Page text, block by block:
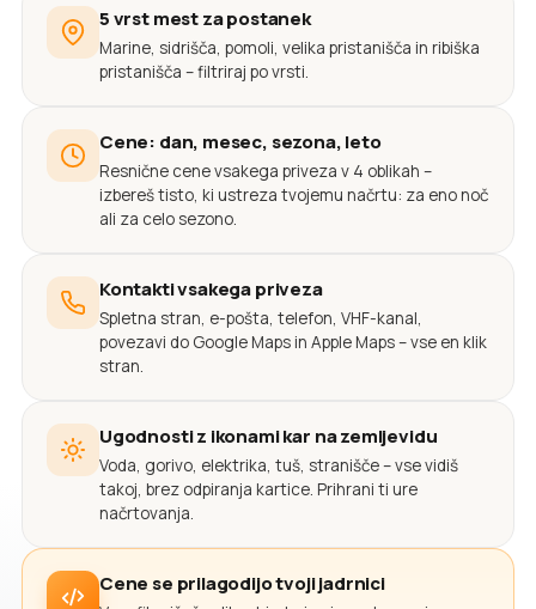
5 vrst mest za postanek
Marine, sidrišča, pomoli, velika pristanišča in ribiška
pristanišča – filtriraj po vrsti.
Cene: dan, mesec, sezona, leto
Resnične cene vsakega priveza v 4 oblikah –
izbereš tisto, ki ustreza tvojemu načrtu: za eno noč
ali za celo sezono.
Kontakti vsakega priveza
Spletna stran, e-pošta, telefon, VHF-kanal,
povezavi do Google Maps in Apple Maps – vse en klik
stran.
Ugodnosti z ikonami kar na zemljevidu
Voda, gorivo, elektrika, tuš, stranišče – vse vidiš
takoj, brez odpiranja kartice. Prihrani ti ure
načrtovanja.
Cene se prilagodijo tvoji jadrnici